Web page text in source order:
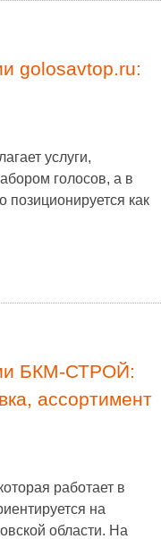
golosavtop.ru:
услуги,
голосов, а в
как
БКМ-СТРОЙ:
ассортимент
работает в
на
области. На